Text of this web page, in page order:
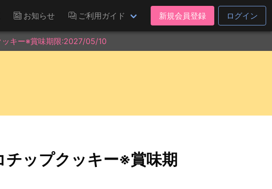
お知らせ ご利用ガイド 新規会員登録 ログイン
ッキー※賞味期限:2027/05/10
チップクッキー※賞味期